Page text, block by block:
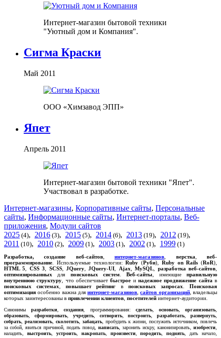
Интернет-магазин бытовой техники
"Уютный дом и Компания".
Сигма Краски
Май 2011
ООО «Химзавод ЭПП»
Япет
Апрель 2011
Интернет-магазин бытовой техники "Япет".
Участвовал в разработке.
Интернет-магазины, Корпоративные сайты, Персональные
сайты, Информационные сайты, Интернет-порталы, Веб-
приложения, Модули сайтов
2025 (4), 2016 (3), 2015 (5), 2014 (6), 2013 (19), 2012 (19),
2011 (10), 2010 (2), 2009 (1), 2003 (1), 2002 (1), 1999 (1)
Разработка, создание веб-сайтов, интернет-магазинов верстка ,веб-
программирование . Используемые технологии:Ruby (Руби), Ruby on Rails (RoR),
HTML 5
CSS 3 SCSS,JQuery ,JQuery-UI Ajax MySQL разработка веб-сайтов
оптимизированных для поисковых систем .Веб-сайты , имеющиеправильную
внутреннюю структуру , что обеспечиваетбыстрое инадежное продвижение сайта в
поисковых системах ,повышает рейтинг в поисковых запросах .Поисковая
оптимизация особенно важна для интернет-магазинов ,сайтов организаций, владельцы
которых заинтересованы в привлечении клиентов посетителей интернет-аудитории.
Синонимыразработки,создания, программирования: сделать, основать,организовать,
образовать, сформировать, учредить, сотворить,построить,разработать,развернуть,
собрать, реализовать, сколотить, забацать, пробудить к жизни, послужить источником, повлечь
за собой, явиться причиной, подать повод, написать, заронить искру, канонизировать, изобрести,
наладить, выстроить, устроить, накропать, произвести,породить,поднять, дать начало,